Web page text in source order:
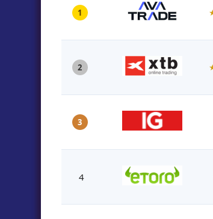
1
2
3
4